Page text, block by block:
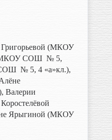
Григорьевой (МКОУ
(МКОУ СОШ № 5,
№ 5, 4 «а»кл.),
Валерии
Ярыгиной (МКОУ